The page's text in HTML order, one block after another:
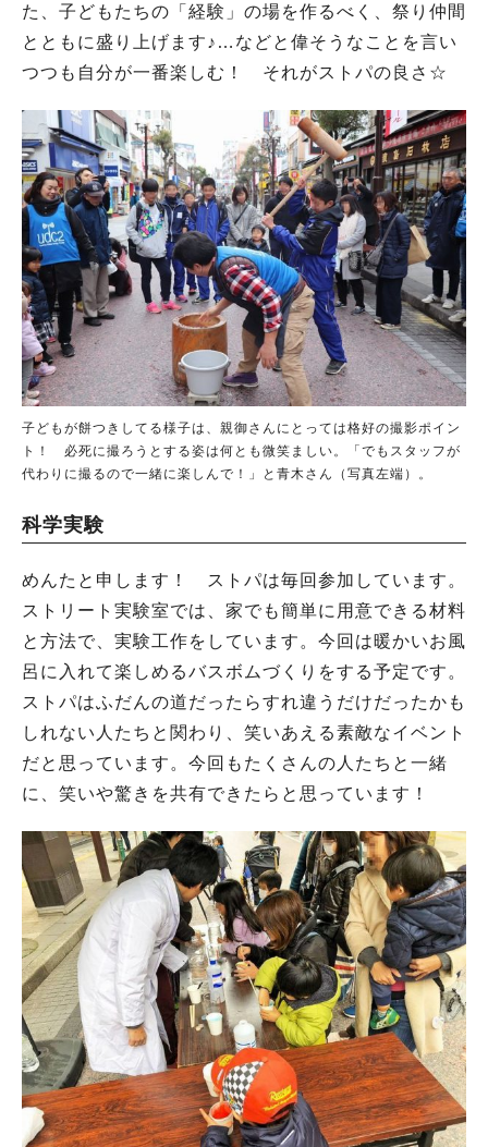
た、子どもたちの「経験」の場を作るべく、祭り仲間
とともに盛り上げます♪…などと偉そうなことを言い
つつも自分が一番楽しむ！ それがストパの良さ☆
子どもが餅つきしてる様子は、親御さんにとっては格好の撮影ポイン
ト！ 必死に撮ろうとする姿は何とも微笑ましい。「でもスタッフが
代わりに撮るので一緒に楽しんで！」と青木さん（写真左端）。
科学実験
めんたと申します！ ストパは毎回参加しています。
ストリート実験室では、家でも簡単に用意できる材料
と方法で、実験工作をしています。今回は暖かいお風
呂に入れて楽しめるバスボムづくりをする予定です。
ストパはふだんの道だったらすれ違うだけだったかも
しれない人たちと関わり、笑いあえる素敵なイベント
だと思っています。今回もたくさんの人たちと一緒
に、笑いや驚きを共有できたらと思っています！